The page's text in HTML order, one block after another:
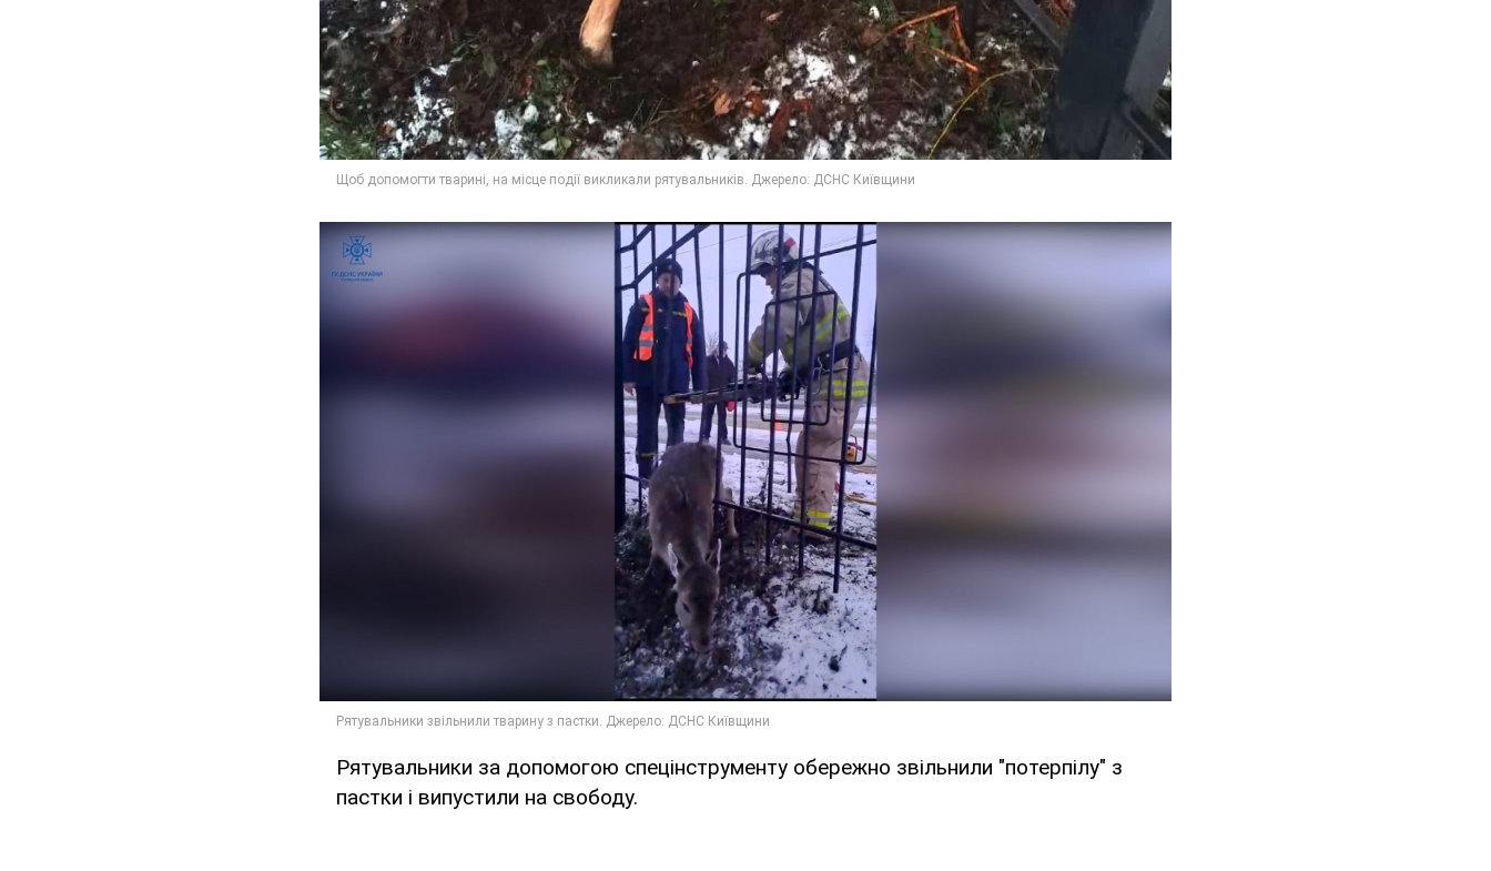
Рятувальники за допомогою спецінструменту обережно звільнили "потерпілу" з
пастки і випустили на свободу.